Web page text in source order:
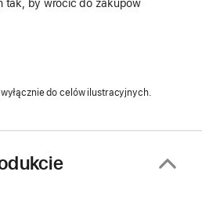
tak, by wrócić do zakupów
do celów ilustracyjnych.